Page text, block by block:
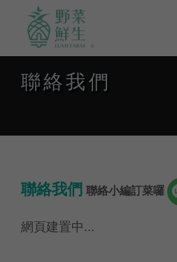
聯絡我們
聯絡我們 聯絡小編訂菜囉
網頁建置中...